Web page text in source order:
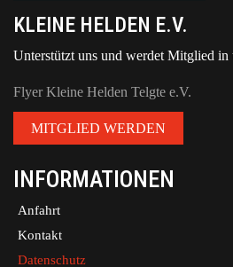
KLEINE HELDEN E.V.
Unterstützt uns und werdet Mitglied in
Flyer Kleine Helden Telgte e.V.
MITGLIED WERDEN
INFORMATIONEN
Anfahrt
Kontakt
Datenschutz